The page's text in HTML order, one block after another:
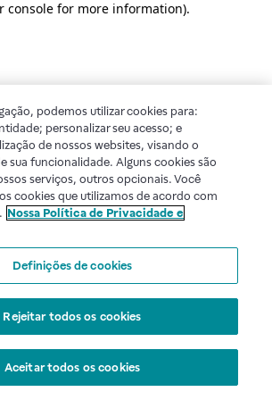
console for more information).
podemos utilizar cookies para:
personalizar seu acesso; e
de nossos websites, visando o
sua funcionalidade. Alguns cookies são
serviços, outros opcionais. Você
cookies que utilizamos de acordo com
Nossa Política de Privacidade e
Definições de cookies
Rejeitar todos os cookies
Aceitar todos os cookies